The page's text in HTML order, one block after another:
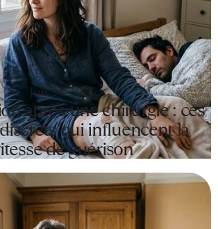
July 24, 2026
après une chirurgie : ces
qui influencent la
de guérison